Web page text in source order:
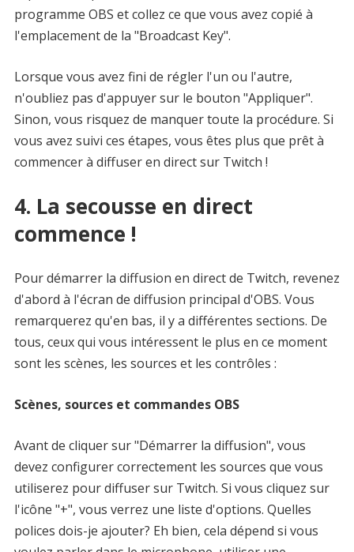
programme OBS et collez ce que vous avez copié à
l'emplacement de la "Broadcast Key".
Lorsque vous avez fini de régler l'un ou l'autre,
n'oubliez pas d'appuyer sur le bouton "Appliquer".
Sinon, vous risquez de manquer toute la procédure. Si
vous avez suivi ces étapes, vous êtes plus que prêt à
commencer à diffuser en direct sur Twitch !
4. La secousse en direct
commence !
Pour démarrer la diffusion en direct de Twitch, revenez
d'abord à l'écran de diffusion principal d'OBS. Vous
remarquerez qu'en bas, il y a différentes sections. De
tous, ceux qui vous intéressent le plus en ce moment
sont les scènes, les sources et les contrôles :
Scènes, sources et commandes OBS
Avant de cliquer sur "Démarrer la diffusion", vous
devez configurer correctement les sources que vous
utiliserez pour diffuser sur Twitch. Si vous cliquez sur
l'icône "+", vous verrez une liste d'options. Quelles
polices dois-je ajouter? Eh bien, cela dépend si vous